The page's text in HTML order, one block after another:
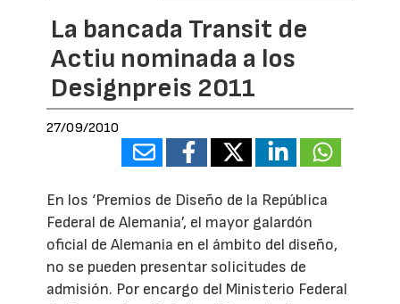
La bancada Transit de
Actiu nominada a los
Designpreis 2011
27/09/2010
En los ‘Premios de Diseño de la República
Federal de Alemania’, el mayor galardón
oficial de Alemania en el ámbito del diseño,
no se pueden presentar solicitudes de
admisión. Por encargo del Ministerio Federal